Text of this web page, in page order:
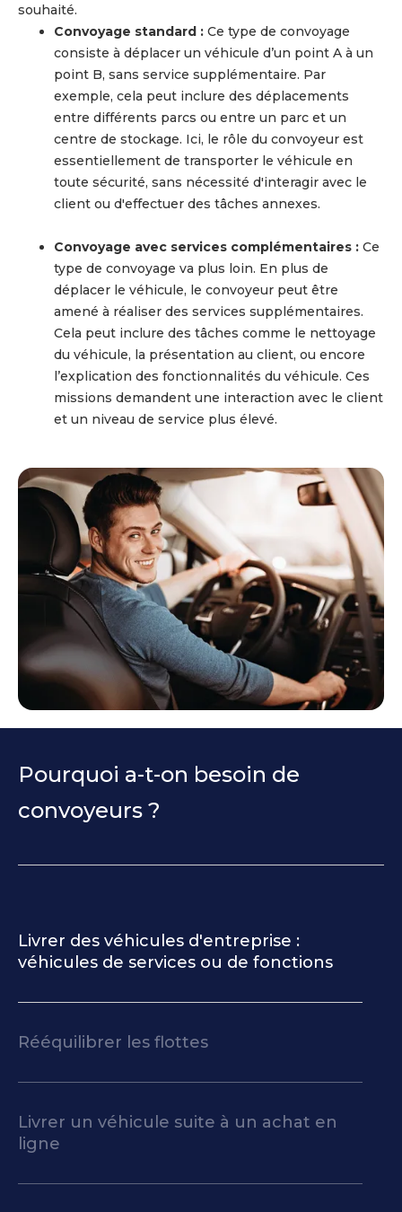
souhaité.
Convoyage standard : Ce type de convoyage
consiste à déplacer un véhicule d’un point A à un
point B, sans service supplémentaire. Par
exemple, cela peut inclure des déplacements
entre différents parcs ou entre un parc et un
centre de stockage. Ici, le rôle du convoyeur est
essentiellement de transporter le véhicule en
toute sécurité, sans nécessité d'interagir avec le
client ou d'effectuer des tâches annexes.
Convoyage avec services complémentaires : Ce
type de convoyage va plus loin. En plus de
déplacer le véhicule, le convoyeur peut être
amené à réaliser des services supplémentaires.
Cela peut inclure des tâches comme le nettoyage
du véhicule, la présentation au client, ou encore
l’explication des fonctionnalités du véhicule. Ces
missions demandent une interaction avec le client
et un niveau de service plus élevé.
Pourquoi a-t-on besoin de
convoyeurs ?
Livrer des véhicules d'entreprise :
véhicules de services ou de fonctions
Rééquilibrer les flottes
Livrer un véhicule suite à un achat en
ligne